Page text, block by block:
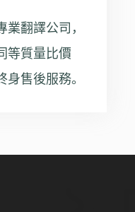
翻譯公司，
等質量比價
售後服務。